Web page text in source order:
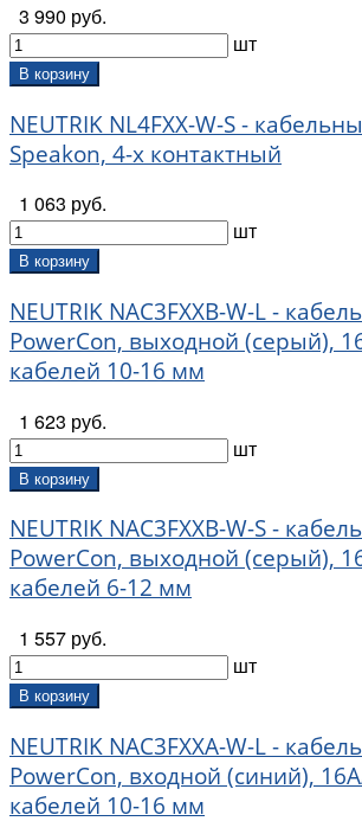
Klotz (277
LAudio (
Lutner (18)
Musiclily ( 10)
On-Stage (
Paxphil (
Proel (195)
Rean (101)
Roland ( 1)
Root Note (
Sennheiser (
SHNOOR (361)
Sommer Cable (175)
Soundking (232 )
Superfix (
Yerasov (
ZZcable (391)
БалалайкерЪ (1)
Мозеръ ( 1 )
3 990 руб.
шт
В корзину
NEUTRIK NL4FXX-W-S -
Speakon, 4-х контактный
1 063 руб.
шт
В корзину
NEUTRIK NAC3FXXB-W-L -
PowerCon, выходной (серый),
кабелей 10-16 мм
1 623 руб.
шт
В корзину
NEUTRIK NAC3FXXB-W-S -
PowerCon, выходной (серый),
кабелей 6-12 мм
1 557 руб.
шт
В корзину
NEUTRIK NAC3FXXA-W-L -
PowerCon, входной (синий),
кабелей 10-16 мм